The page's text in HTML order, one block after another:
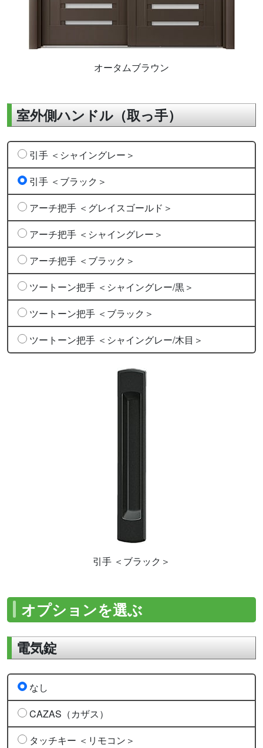
オータムブラウン
室外側ハンドル（取っ手）
引手 ＜ブラック＞
引手 ＜シャイングレー＞
引手 ＜ブラック＞
アーチ把手 ＜グレイスゴールド＞
アーチ把手 ＜シャイングレー＞
アーチ把手 ＜ブラック＞
ツートーン把手 ＜シャイングレー/黒＞
ツートーン把手 ＜ブラック＞
ツートーン把手 ＜シャイングレー/木目＞
オプションを選ぶ
電気錠
なし
CAZAS（カザス）
タッチキー ＜リモコン＞